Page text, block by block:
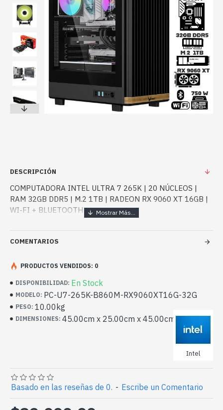
DESCRIPCIÓN
COMPUTADORA INTEL ULTRA 7 265K | 20 NÚCLEOS |
RAM 32GB DDR5 | M.2 1TB | RADEON RX 9060 XT 16GB |
WI-FI + BLUETOOTH
Los procesadores Intel® Core™ Ultra (Series 2) se
diseñaron para convertirte en un líder en IA. Desde una
y velocidad, la IA de Intel es la clave para un desempeño
del procesador de último nivel.
El equipo incluye:
Intel® Smart Cache + 36 MB Caché L2 - BX80768265K
COMENTARIOS
DISPONIBILIDAD: En Stock
MODELO: PC-U7-265K-B860M-RX9060XT16G-32G
PESO: 10.00kg
DIMENSIONES: 45.00cm x 25.00cm x 45.00cm
Intel
PRODUCTOS VENDIDOS: 0
Basado en las reseñas de 0. - Escribe un Comentario